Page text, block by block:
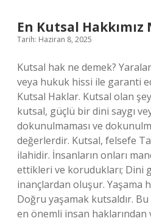
En Kutsal Hakkımız
Tarih: Haziran 8, 2025
Kutsal hak ne demek?
veya hukuk hissi ile garanti
Kutsal Haklar. Kutsal olan
kutsal, güçlü bir dini saygı
dokunulmaması ve
değerlerdir. Kutsal, felsefe
ilahidir. İnsanların onları
ettikleri ve korudukları; Dini
inançlardan oluşur. Yaşama
Doğru yaşamak kutsaldır.
en önemli insan haklarından